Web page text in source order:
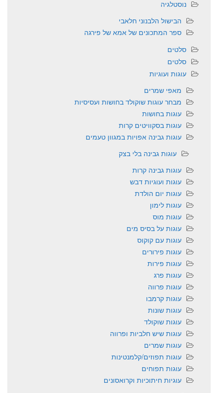
נוסטלגיה
הבישול הלבנוני חלאבי
ספר המתכונים של אמא של פירגה
סלטים
סלטים
עוגות ועוגיות
מאפי שמרים
מבחר עוגות שוקולד בחושות ועסיסיות
עוגות בחושות
עוגות בסקוויטים קרות
עוגות גבינה אפויות במגוון טעמים
עוגות גבינה בלי בצק
עוגות גבינה קרות
עוגות ועוגיות דבש
עוגות יום הולדת
עוגות לימון
עוגות מוס
עוגות על בסיס מים
עוגות עם קוקוס
עוגות פירורים
עוגות פירות
עוגות פרג
עוגות פרווה
עוגות קרמבו
עוגות שונות
עוגות שוקולד
עוגות שיש חלביות ופרווה
עוגות שמרים
עוגות תפוזים/קלמנטינות
עוגות תפוחים
עוגיות חיתוכיות וקרואסונים